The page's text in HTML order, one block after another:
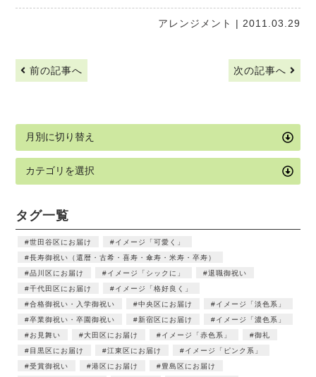
アレンジメント | 2011.03.29
前の記事へ 次の記事へ
タグ一覧
世田谷区にお届け
イメージ「可愛く」
長寿御祝い（還暦・古希・喜寿・傘寿・米寿・卒寿）
品川区にお届け
イメージ「シックに」
退職御祝い
千代田区にお届け
イメージ「格好良く」
合格御祝い・入学御祝い
中央区にお届け
イメージ「淡色系」
卒業御祝い・卒園御祝い
新宿区にお届け
イメージ「濃色系」
お見舞い
大田区にお届け イメージ「赤色系」
御礼
目黒区にお届け
江東区にお届け
イメージ「ピンク系」
受賞御祝い
港区にお届け
豊島区にお届け